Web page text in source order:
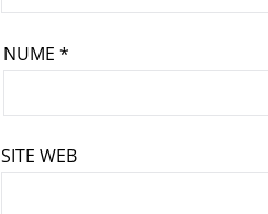
NUME *
SITE WEB